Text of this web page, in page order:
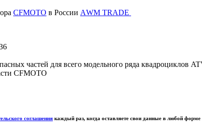
CFMOTO в России АWМ TRADE
частей для всего модельного ряда квадроциклов
CFMOTO
соглашения каждый раз, когда оставляете свои данные в любой форме